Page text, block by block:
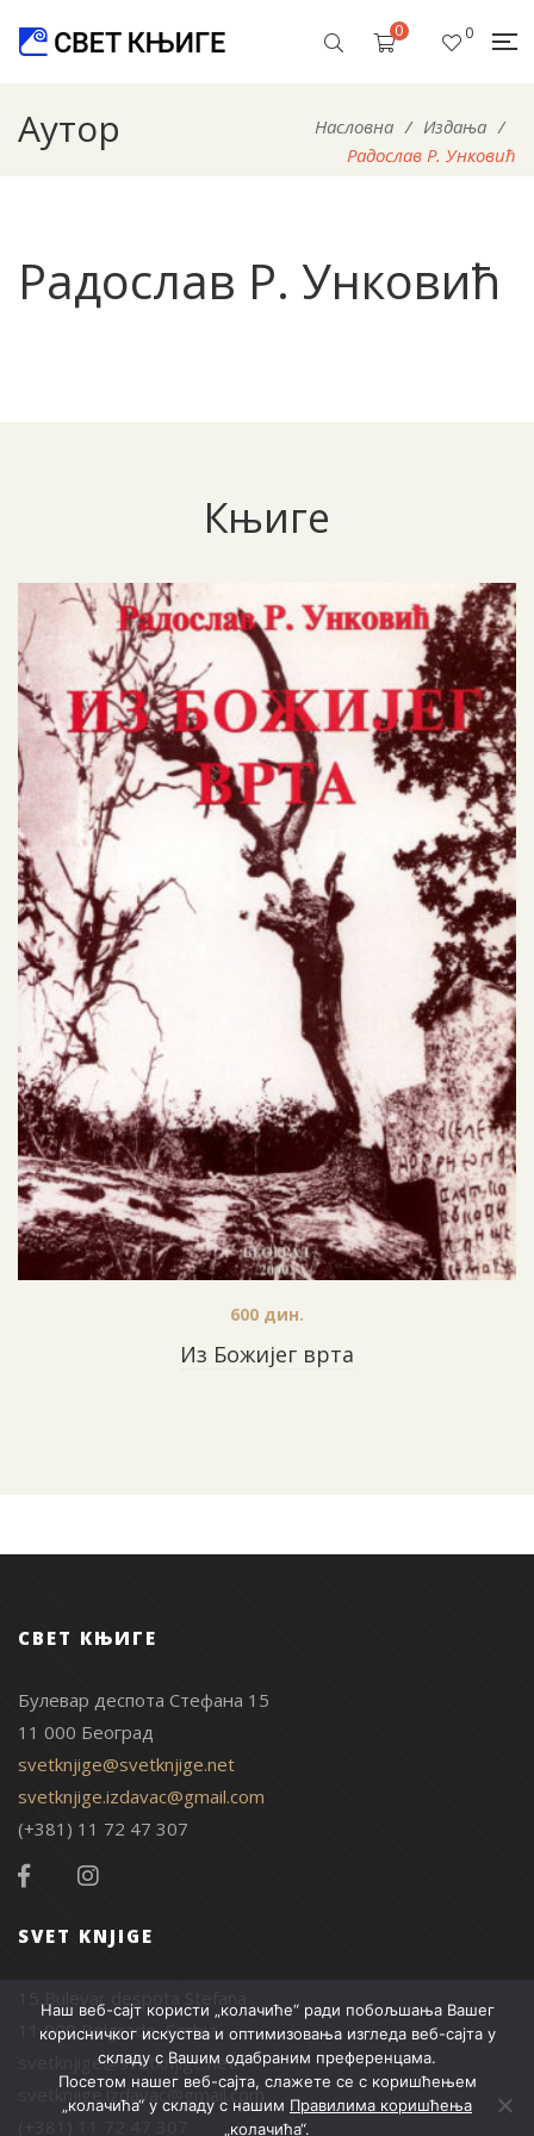
0 0
Аутор Насловна / Издања /
Радослав Р. Унковић
Радослав Р. Унковић
Књиге
Из Божијег врта
600 дин.
СВЕТ КЊИГЕ
Булевар деспота Стефана 15
11 000 Београд
svetknjige@svetknjige.net
svetknjige.izdavac@gmail.com
(+381) 11 72 47 307
SVET KNJIGE
15 Bulevar despota Stefana
11 000 Belgrade, Serbia
svetknjige@svetknjige.net
svetknjige.izdavac@gmail.com
Наш веб-сајт користи „колачиће“ ради побољшања Вашег
корисничког искуства и оптимизовања изгледа веб-сајта у
складу с Вашим одабраним преференцама.
Посетом нашег веб-сајта, слажете се с коришћењем
„колачића“ у складу с нашим Правилима коришћења
„колачића“.